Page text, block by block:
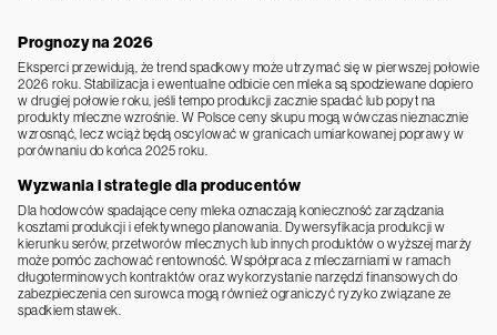
Prognozy na 2026
Eksperci przewidują, że trend spadkowy może utrzymać się w pierwszej połowie
2026 roku. Stabilizacja i ewentualne odbicie cen mleka są spodziewane dopiero
w drugiej połowie roku, jeśli tempo produkcji zacznie spadać lub popyt na
produkty mleczne wzrośnie. W Polsce ceny skupu mogą wówczas nieznacznie
wzrosnąć, lecz wciąż będą oscylować w granicach umiarkowanej poprawy w
porównaniu do końca 2025 roku.
Wyzwania i strategie dla producentów
Dla hodowców spadające ceny mleka oznaczają konieczność zarządzania
kosztami produkcji i efektywnego planowania. Dywersyfikacja produkcji w
kierunku serów, przetworów mlecznych lub innych produktów o wyższej marży
może pomóc zachować rentowność. Współpraca z mleczarniami w ramach
długoterminowych kontraktów oraz wykorzystanie narzędzi finansowych do
zabezpieczenia cen surowca mogą również ograniczyć ryzyko związane ze
spadkiem stawek.